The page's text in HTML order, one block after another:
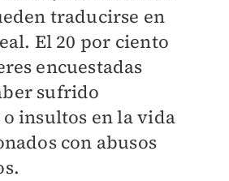
traducirse en
El 20 por ciento
encuestadas
sufrido
o insultos en la vida
con abusos